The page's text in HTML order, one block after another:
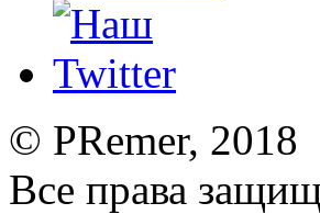
© PRemer, 2018
Все права